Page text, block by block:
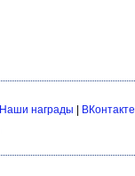
Наши награды
ВКонтакте